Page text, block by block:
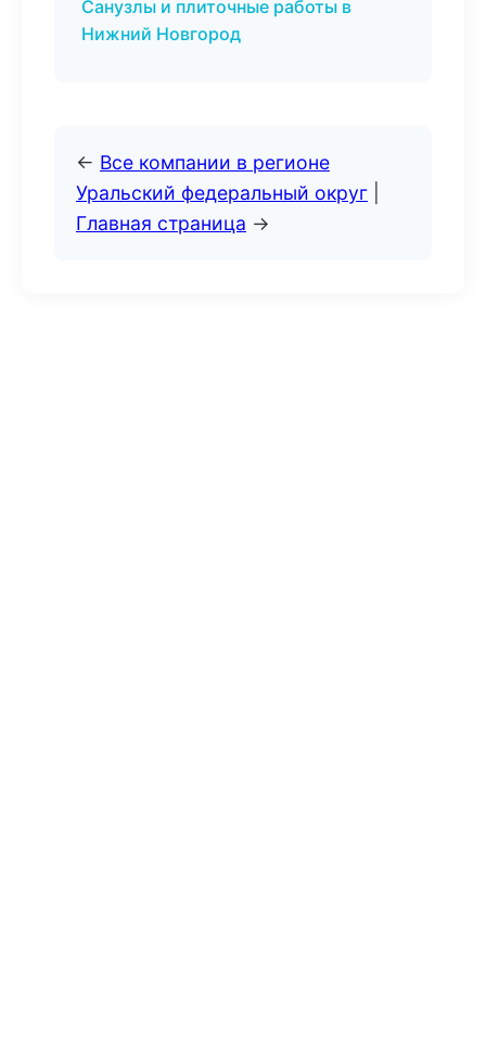
Санузлы и плиточные работы в
Нижний Новгород
← Все компании в регионе
Уральский федеральный округ
Главная страница →